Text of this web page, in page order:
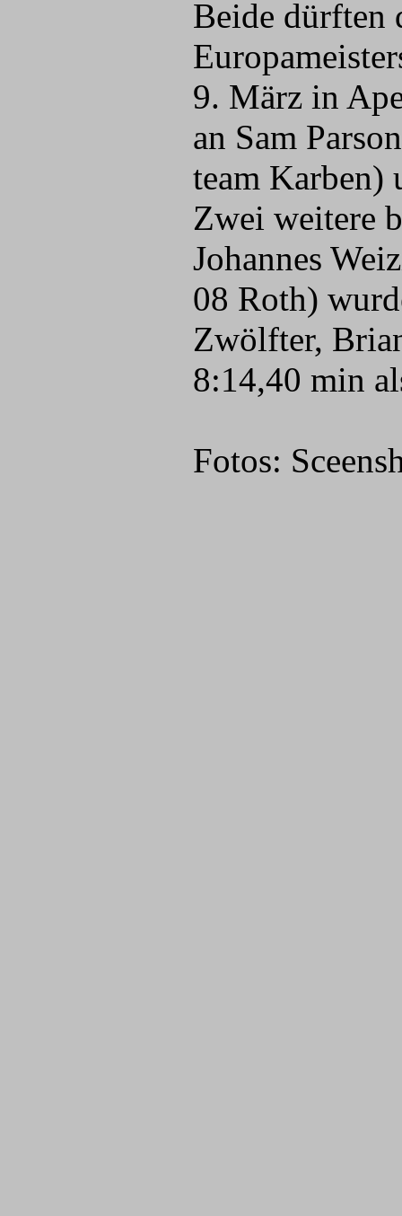
Beide dürften
9. März in
an Sam
team Karben)
Zwei weitere
Johannes
08 Roth)
Zwölfter,
8:14,40 min
Fotos: